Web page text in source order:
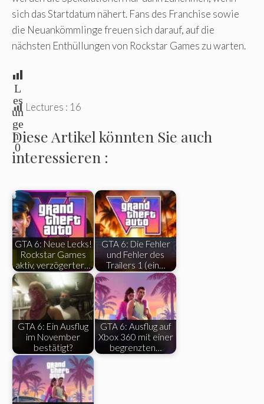
sich das Startdatum nähert. Fans des Franchise sowie
die Neuankömmlinge freuen sich darauf, auf die
nächsten Enthüllungen von Rockstar Games zu warten.
L
es
un
ge
n:
0
Lectures : 16
Diese Artikel könnten Sie auch
interessieren :
GTA 6: Neue Lecks!
Rockstar Games
aktiv, verzögerter…
GTA 6: Die Fehler
und Fehler des
Trailers 1 (ein…
GTA 6: Ein Ausflug
im November
bestätigt?
GTA 6: Ausflug auf
Xbox 360 mit einer
begrenzten…